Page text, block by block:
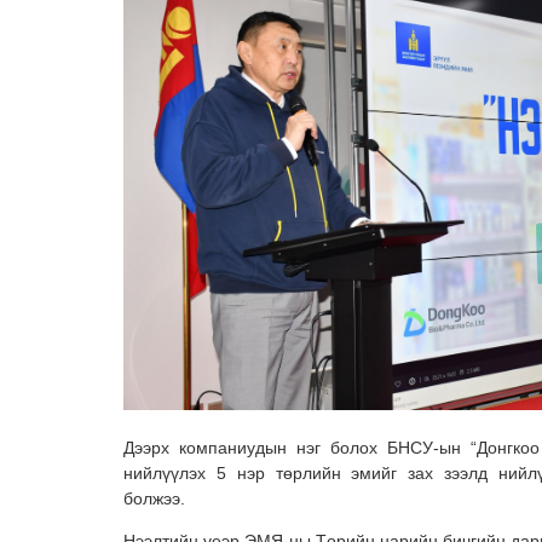
Дээрх компаниудын нэг болох БНСУ-ын
нийлүүлэх 5 нэр төрлийн эмийг зах зээлд
болжээ.